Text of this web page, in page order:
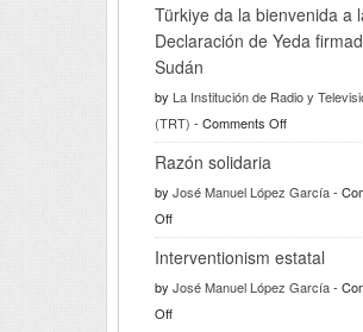
Türkiye da la bienvenida a
Declaración de Yeda
Sudán
by La Institución de Radio y
(TRT) - Comments Offon
Türkiye
la
a
Razón solidaria
by José Manuel López García-
Offon
Razón
solidaria
Interventionism estatal
by José Manuel López García-
Offon